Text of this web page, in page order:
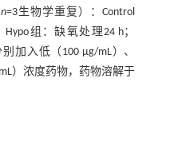
n=3生物学重复）：Control
组：缺氧处理24 h；
加入低（100 μg/mL）、
）浓度药物，药物溶解于